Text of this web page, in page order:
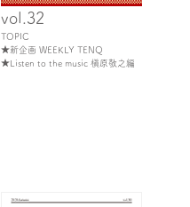
vol.32
TOPIC
★新企画 WEEKLY TENQ
★Listen to the music 槇原敬之編